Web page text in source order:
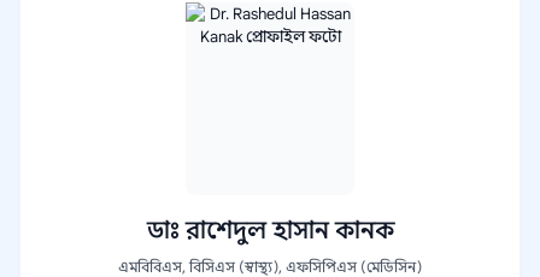
ডাঃ রাশেদুল হাসান কানক
এমবিবিএস, বিসিএস (স্বাস্থ্য), এফসিপিএস (মেডিসিন)